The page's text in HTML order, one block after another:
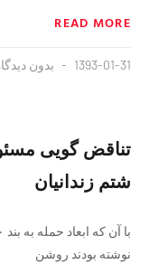
READ MORE
1393-01-31 بدون
تناقض گویی
شتم زندانیان
نوشته بودند روشن